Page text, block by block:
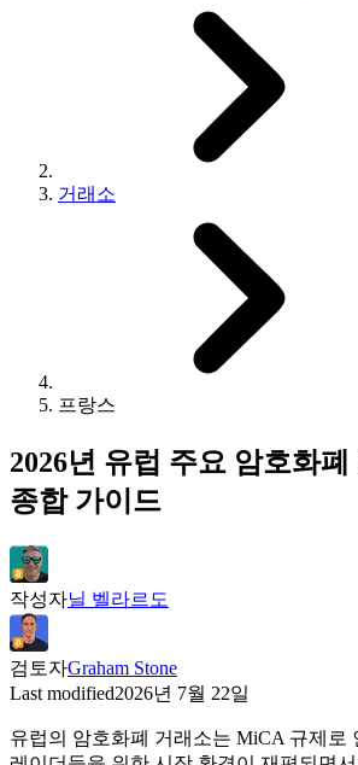
거래소
프랑스
2026년 유럽 주요 암호화
종합 가이드
작성자닐 벨라르도
검토자Graham Stone
Last modified2026년 7월 22일
유럽의 암호화폐 거래소는 MiCA 규제로